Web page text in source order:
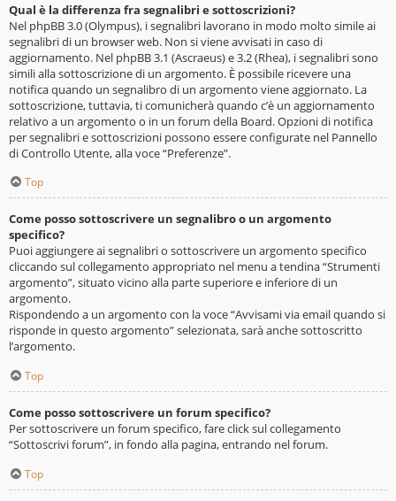
Qual è la differenza fra segnalibri e sottoscrizioni?
Nel phpBB 3.0 (Olympus), i segnalibri lavorano in modo molto simile ai
segnalibri di un browser web. Non si viene avvisati in caso di
aggiornamento. Nel phpBB 3.1 (Ascraeus) e 3.2 (Rhea), i segnalibri sono
simili alla sottoscrizione di un argomento. È possibile ricevere una
notifica quando un segnalibro di un argomento viene aggiornato. La
sottoscrizione, tuttavia, ti comunicherà quando c’è un aggiornamento
relativo a un argomento o in un forum della Board. Opzioni di notifica
per segnalibri e sottoscrizioni possono essere configurate nel Pannello
di Controllo Utente, alla voce “Preferenze”.
Top
Come posso sottoscrivere un segnalibro o un argomento
specifico?
Puoi aggiungere ai segnalibri o sottoscrivere un argomento specifico
cliccando sul collegamento appropriato nel menu a tendina “Strumenti
argomento”, situato vicino alla parte superiore e inferiore di un
argomento.
Rispondendo a un argomento con la voce “Avvisami via email quando si
risponde in questo argomento” selezionata, sarà anche sottoscritto
l’argomento.
Top
Come posso sottoscrivere un forum specifico?
Per sottoscrivere un forum specifico, fare click sul collegamento
“Sottoscrivi forum”, in fondo alla pagina, entrando nel forum.
Top